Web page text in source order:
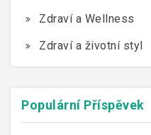
Zdraví a Wellness
Zdraví a životní styl
Populární Příspěvek